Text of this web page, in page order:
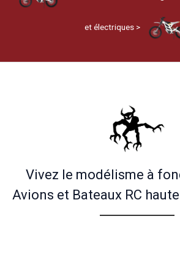
et électriques >
Vivez le modélisme à
Avions et Bateaux RC